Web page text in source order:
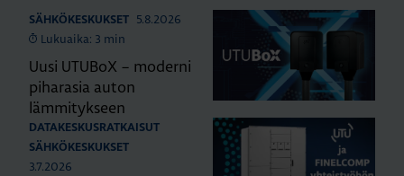
SÄHKÖKESKUKSET
5.8.2026
Lukuaika: 3 min
Uusi UTUBoX – moderni
piharasia auton
lämmitykseen
DATAKESKUSRATKAISUT
SÄHKÖKESKUKSET
3.7.2026